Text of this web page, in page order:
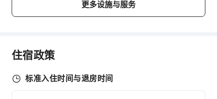
公用区wifi
电梯
更多设施与服务
住宿政策
标准入住时间与退房时间